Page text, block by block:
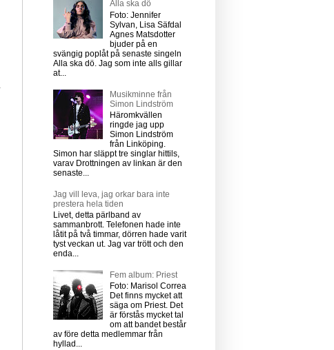
Alla ska dö
Foto: Jennifer
Sylvan, Lisa Säfdal
Agnes Matsdotter
bjuder på en
svängig poplåt på senaste singeln
Alla ska dö. Jag som inte alls gillar
at...
Musikminne från
Simon Lindström
Häromkvällen
ringde jag upp
Simon Lindström
från Linköping.
Simon har släppt tre singlar hittils,
varav Drottningen av linkan är den
senaste...
Jag vill leva, jag orkar bara inte
prestera hela tiden
Livet, detta pärlband av
sammanbrott. Telefonen hade inte
låtit på två timmar, dörren hade varit
tyst veckan ut. Jag var trött och den
enda...
Fem album: Priest
Foto: Marisol Correa
Det finns mycket att
säga om Priest. Det
är förstås mycket tal
om att bandet består
av före detta medlemmar från
hyllad...